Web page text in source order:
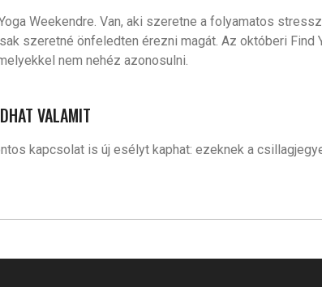
Weekendre. Van, aki szeretne a folyamatos
szeretné önfeledten érezni magát. Az októberi Find
nem nehéz azonosulni.
VALAMIT
kapcsolat is új esélyt kaphat: ezeknek a